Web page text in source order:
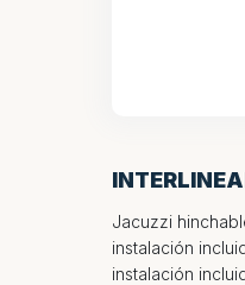
Jacuzzi
instalación
instalación